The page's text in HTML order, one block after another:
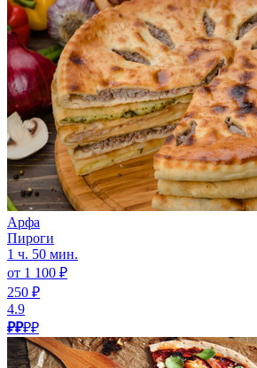
Арфа
Пироги
1 ч. 50 мин.
от 1 100 ₽
250 ₽
4.9
₽₽₽₽